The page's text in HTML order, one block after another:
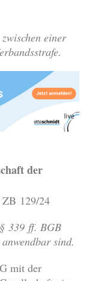
einer
der
129/24
339 ff. BGB
sind.
mit der